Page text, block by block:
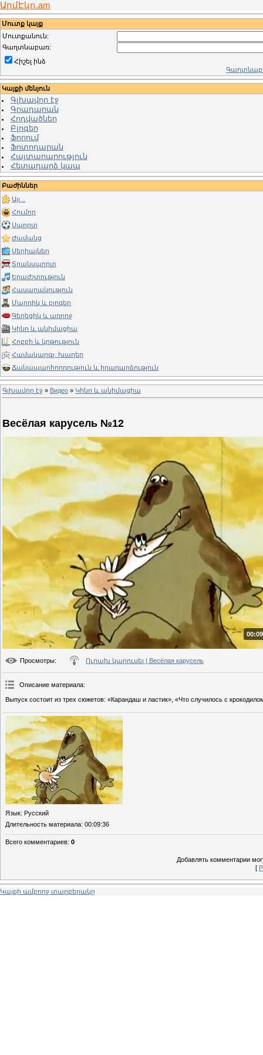
ԱրմԷկո.am
Մուտք կայք
Մուտքանուն:
Գաղտնաբառ:
Հիշել ինձ
Կայքի մենյուն
Գլխավոր էջ
Գրադարան
Հոդվածներ
Բլոգեր
Ֆորում
Ֆոտոդարան
Հայտարարություն
Հետադարձ կապ
Բաժիններ
Այլ...
Հումոր
Սպորտ
Ժամանց
Սերիալներ
Տրանսպորտ
Երաժշտություն
Հասարակություն
Մարդիկ և բլոգեր
Գեղեցիկ և առողջ
Կինո և անիմացիա
Հոբբի և կրթություն
Համակարգչ. խաղեր
Ճանապարհորդություն և իրադարձություն
Գլխավոր էջ » Видео » Կինո և անիմացիա
Весёлая карусель №12
Просмотры: Ուրախ կարուսել | Весёлая карусель
Описание материала:
Выпуск состоит из трех сюжетов: «Карандаш и ластик», «Что случилось с
Язык: Русский
Длительность материала: 00:09:36
Всего комментариев: 0
Добавлять комментарии
[
Կայքի ամբողջ տարբերակը